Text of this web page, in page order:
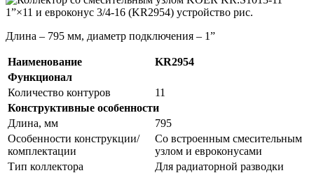
Длина – 795 мм, диаметр подключения – 1”
Наименование
KR2954
Функционал
Количество контуров
11
Конструктивные особенности
Длина, мм
795
Особенности конструкции/
комплектации
Со встроенным смесительным
узлом и евроконусами
Тип коллектора
Для радиаторной разводки